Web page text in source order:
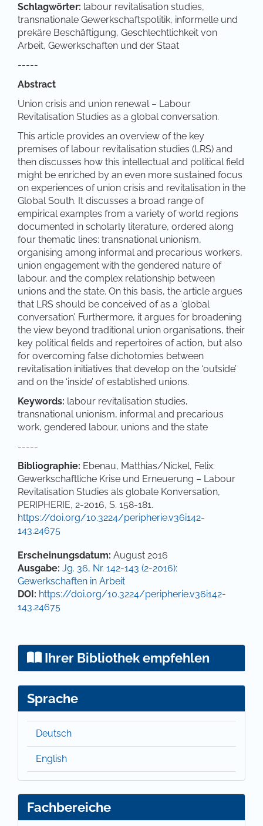
Schlagwörter: labour revitalisation studies,
transnationale Gewerkschaftspolitik, informelle und
prekäre Beschäftigung, Geschlechtlichkeit von
Arbeit, Gewerkschaften und der Staat
-----
Abstract
Union crisis and union renewal – Labour
Revitalisation Studies as a global conversation.
This article provides an overview of the key
premises of labour revitalisation studies (LRS) and
then discusses how this intellectual and political field
might be enriched by an even more sustained focus
on experiences of union crisis and revitalisation in the
Global South. It discusses a broad range of
empirical examples from a variety of world regions
documented in scholarly literature, ordered along
four thematic lines: transnational unionism,
organising among informal and precarious workers,
union engagement with the gendered nature of
labour, and the complex relationship between
unions and the state. On this basis, the article argues
that LRS should be conceived of as a ‘global
conversation’. Furthermore, it argues for broadening
the view beyond traditional union organisations, their
key political fields and repertoires of action, but also
for overcoming false dichotomies between
revitalisation initiatives that develop on the ‘outside’
and on the ‘inside’ of established unions.
Keywords: labour revitalisation studies,
transnational unionism, informal and precarious
work, gendered labour, unions and the state
-----
Bibliographie: Ebenau, Matthias/Nickel, Felix:
Gewerkschaftliche Krise und Erneuerung – Labour
Revitalisation Studies als globale Konversation,
PERIPHERIE, 2-2016, S. 158-181.
https://doi.org/10.3224/peripherie.v36i142-
143.24675
Artikel-Details
Erscheinungsdatum: August 2016
Ausgabe: Jg. 36, Nr. 142-143 (2-2016):
Gewerkschaften in Arbeit
DOI: https://doi.org/10.3224/peripherie.v36i142-
143.24675
Ihrer Bibliothek empfehlen
Sprache
Deutsch
English
Fachbereiche